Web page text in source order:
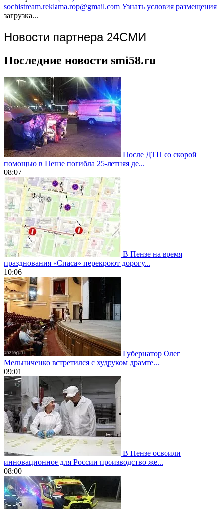
sochistream.reklama.rop@gmail.com Узнать условия размещения
загрузка...
Новости партнера 24СМИ
Последние новости smi58.ru
После ДТП со скорой
помощью в Пензе погибла 25-летняя де...
08:07
В Пензе на время
празднования «Спаса» перекроют дорогу...
10:06
Губернатор Олег
Мельниченко встретился с худруком драмте...
09:01
В Пензе освоили
инновационное для России производство же...
08:00